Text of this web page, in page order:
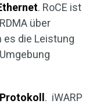
. RoCE ist
über
die Leistung
. iWARP